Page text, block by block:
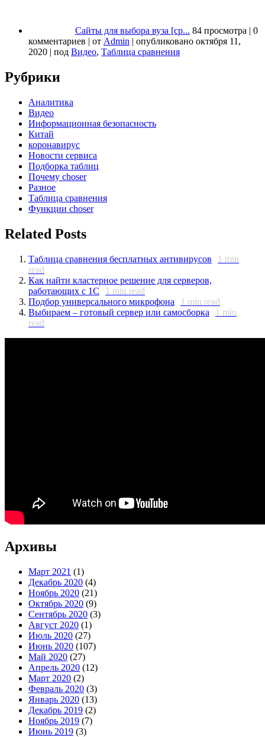
Сайты для выбора вуза [ср... 84 просмотра | 0
комментариев | от Admin | опубликовано октября 11,
2020 | под Видео, Таблица сравнения
Рубрики
Аналитика
Видео
Информационная безопасность
Китай
коронавирус
Новости сервиса
Подборка таблиц
Почему choser
Разное
Таблица сравнения
Функции choser
Related Posts
Таблица сравнения бесплатных антивирусов 1 min
read
Как найти кластерное решение для серверов,
работающих с 1С
1 min read
Подбор универсального микрофона
1 min read
Выбираем – готовый сервер или самосборка
1 min
read
Архивы
Март 2021 (1)
Декабрь 2020 (4)
Ноябрь 2020 (21)
Октябрь 2020 (9)
Сентябрь 2020 (3)
Август 2020 (1)
Июль 2020 (27)
Июнь 2020 (107)
Май 2020 (27)
Апрель 2020 (12)
Март 2020 (2)
Февраль 2020 (3)
Январь 2020 (13)
Декабрь 2019 (2)
Ноябрь 2019 (7)
Июнь 2019 (3)